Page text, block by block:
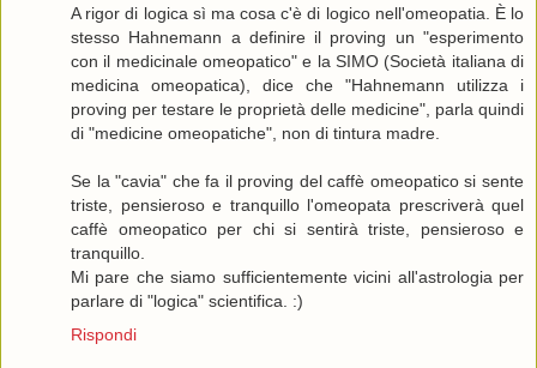
A rigor di logica sì ma cosa c'è di logico nell'omeopatia. È lo
stesso Hahnemann a definire il proving un "esperimento
con il medicinale omeopatico" e la SIMO (Società italiana di
medicina omeopatica), dice che "Hahnemann utilizza i
proving per testare le proprietà delle medicine", parla quindi
di "medicine omeopatiche", non di tintura madre.
Se la "cavia" che fa il proving del caffè omeopatico si sente
triste, pensieroso e tranquillo l'omeopata prescriverà quel
caffè omeopatico per chi si sentirà triste, pensieroso e
tranquillo.
Mi pare che siamo sufficientemente vicini all'astrologia per
parlare di "logica" scientifica. :)
Rispondi